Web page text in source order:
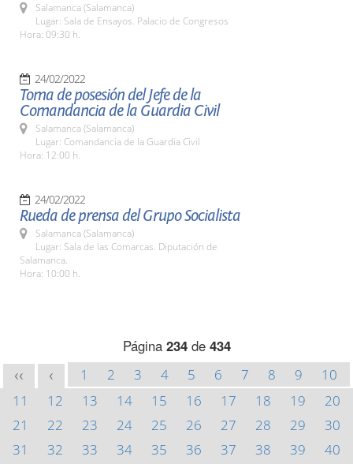
Salamanca (Salamanca)
Lugar: Sala de Ensayos. Palacio de Congresos
Hora: 09:30 h.
24/02/2022
Toma de posesión del Jefe de la
Comandancia de la Guardia Civil
Salamanca (Salamanca)
Lugar: Comandancia de la Guardia Civil
Hora: 12:00 h.
24/02/2022
Rueda de prensa del Grupo Socialista
Salamanca (Salamanca)
Lugar: Sala de las Comarcas. Diputación de
Salamanca.
Hora: 10:00 h.
Página 234de 434
<< < 1 2 3 4 5 6 7 8 9
10
11
12 13 14 15 16 17 18 19
20
21
22 23 24 25 26 27 28 29
30
31
32 33 34 35 36 37 38 39
40